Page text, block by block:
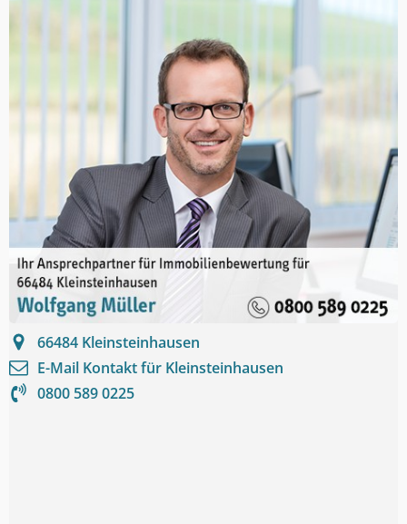
66484 Kleinsteinhausen
E-Mail Kontakt für Kleinsteinhausen
0800 589 0225